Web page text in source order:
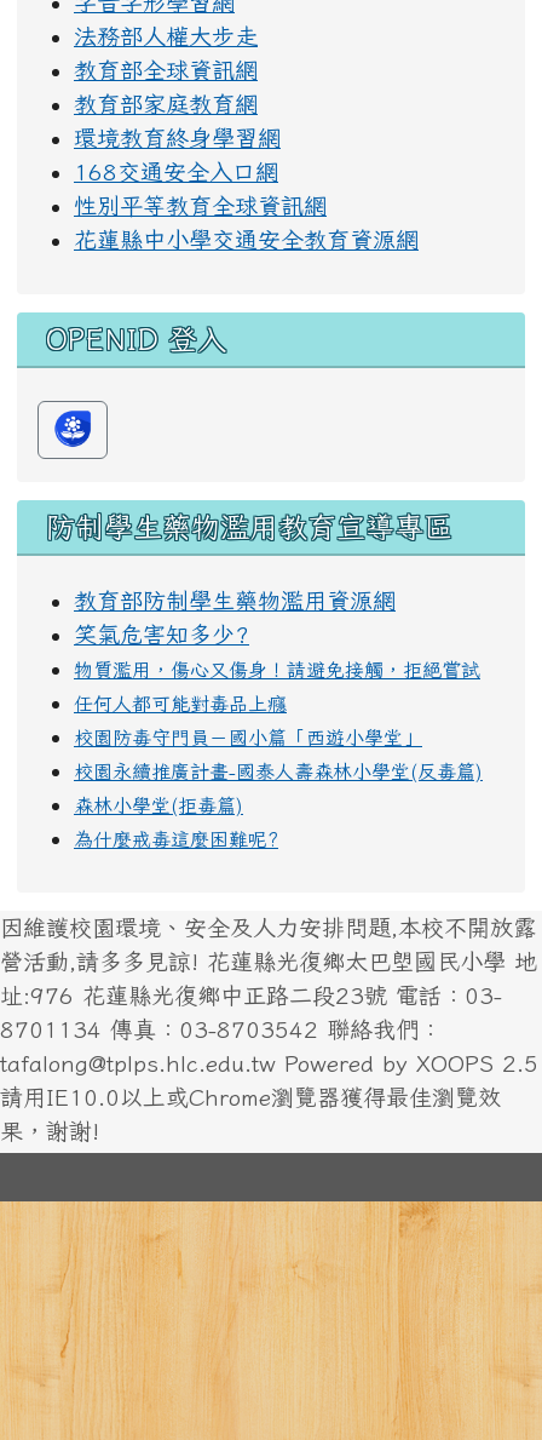
法務部人權大步走
教育部全球資訊網
教育部家庭教育網
環境教育終身學習網
168交通安全入口網
性別平等教育全球資訊網
花蓮縣中小學交通安全教育資源網
OPENID 登入
防制學生藥物濫用教育宣導專區
教育部防制學生藥物濫用資源網
笑氣危害知多少?
物質濫用，傷心又傷身！請避免接觸，拒絕嘗試
任何人都可能對毒品上癮
校園防毒守門員－國小篇「西遊小學堂」
校園永續推廣計畫-國泰人壽森林小學堂(反毒篇)
森林小學堂(拒毒篇)
為什麼戒毒這麼困難呢?
因維護校園環境、安全及人力安排問題,本校不開放露
營活動,請多多見諒! 花蓮縣光復鄉太巴塱國民小學 地
址:976 花蓮縣光復鄉中正路二段23號 電話：03-
8701134 傳真：03-8703542 聯絡我們：
tafalong@tplps.hlc.edu.tw Powered by XOOPS 2.5
請用IE10.0以上或Chrome瀏覽器獲得最佳瀏覽效
果，謝謝!